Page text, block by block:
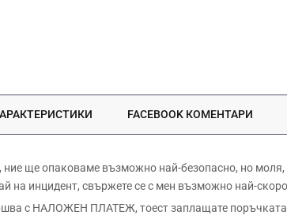
FACEBOOK КОМЕНТАРИ
ще опаковаме възможно най-безопасно, но моля,
на инцидент, свържете се с мен възможно най-
с НАЛОЖЕН ПЛАТЕЖ, тоест заплащате поръчката